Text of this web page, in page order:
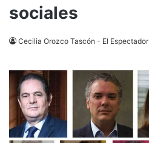
sociales
Cecilia Orozco Tascón - El Espectador